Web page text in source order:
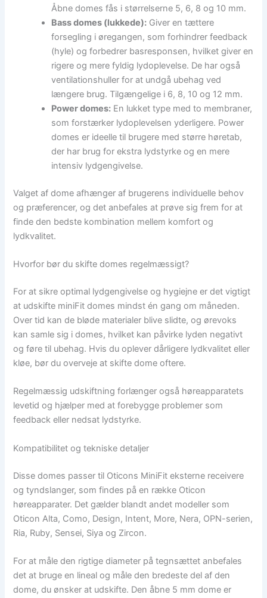
Åbne domes fås i størrelserne 5, 6, 8 og 10 mm.
Bass domes (lukkede): Giver en tættere
forsegling i øregangen, som forhindrer feedback
(hyle) og forbedrer basresponsen, hvilket giver en
rigere og mere fyldig lydoplevelse. De har også
ventilationshuller for at undgå ubehag ved
længere brug. Tilgængelige i 6, 8, 10 og 12 mm.
Power domes: En lukket type med to membraner,
som forstærker lydoplevelsen yderligere. Power
domes er ideelle til brugere med større høretab,
der har brug for ekstra lydstyrke og en mere
intensiv lydgengivelse.
Valget af dome afhænger af brugerens individuelle behov
og præferencer, og det anbefales at prøve sig frem for at
finde den bedste kombination mellem komfort og
lydkvalitet.
Hvorfor bør du skifte domes regelmæssigt?
For at sikre optimal lydgengivelse og hygiejne er det vigtigt
at udskifte miniFit domes mindst én gang om måneden.
Over tid kan de bløde materialer blive slidte, og ørevoks
kan samle sig i domes, hvilket kan påvirke lyden negativt
og føre til ubehag. Hvis du oplever dårligere lydkvalitet eller
kløe, bør du overveje at skifte dome oftere.
Regelmæssig udskiftning forlænger også høreapparatets
levetid og hjælper med at forebygge problemer som
feedback eller nedsat lydstyrke.
Kompatibilitet og tekniske detaljer
Disse domes passer til Oticons MiniFit eksterne receivere
og tyndslanger, som findes på en række Oticon
høreapparater. Det gælder blandt andet modeller som
Oticon Alta, Como, Design, Intent, More, Nera, OPN-serien,
Ria, Ruby, Sensei, Siya og Zircon.
For at måle den rigtige diameter på tegnsættet anbefales
det at bruge en lineal og måle den bredeste del af den
dome, du ønsker at udskifte. Den åbne 5 mm dome er